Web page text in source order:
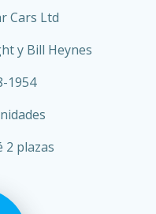
Cars Ltd
y Bill Heynes
1954
2 plazas